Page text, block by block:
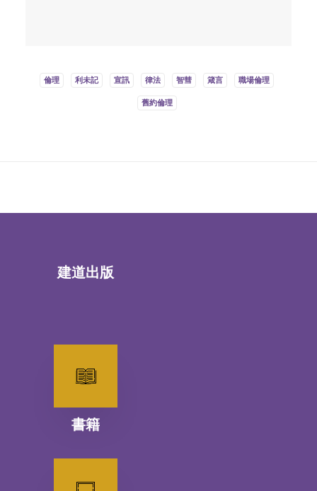
倫理 利未記 宣訊 律法 智彗 箴言 職場倫理
舊約倫理
建道出版
書籍